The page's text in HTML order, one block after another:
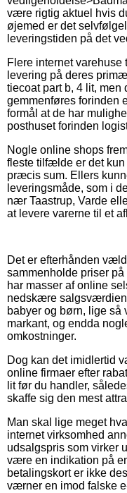
være rigtig aktuel hvis
øjemed er det
leveringstiden på det
Flere internet
levering på deres
tiecoat part b, 4 lit, men
gemmenføres forinden
formål at de har
posthuset forinden
Nogle online shops
fleste tilfælde er det
præcis sum. Ellers
leveringsmåde, som i
nær Taastrup, Varde
at levere varerne til et
Det er efterhånden
sammenholde priser
har masser af online
nedskære salgsværdien
babyer og børn, lige så
markant, og endda
omkostninger.
Dog kan det imidlertid
online firmaer efter
lit før du handler,
skaffe sig den mest
Man skal lige meget
internet virksomhed
udsalgspris som virker
være en indikation på
betalingskort er ikke
værner en imod falske